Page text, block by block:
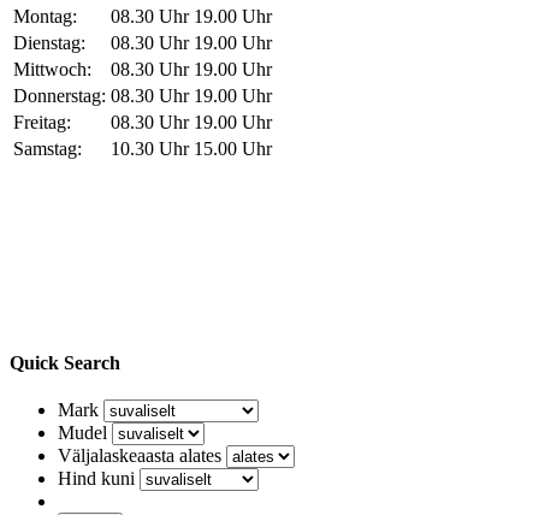
Montag: 08.30 Uhr 19.00 Uhr
Dienstag:
08.30 Uhr 19.00 Uhr
Mittwoch:
08.30 Uhr 19.00 Uhr
Donnerstag: 08.30 Uhr 19.00 Uhr
Freitag:
08.30 Uhr 19.00 Uhr
Samstag:
10.30 Uhr 15.00 Uhr
Quick Search
Mark
Mudel
Väljalaskeaasta alates
Hind kuni